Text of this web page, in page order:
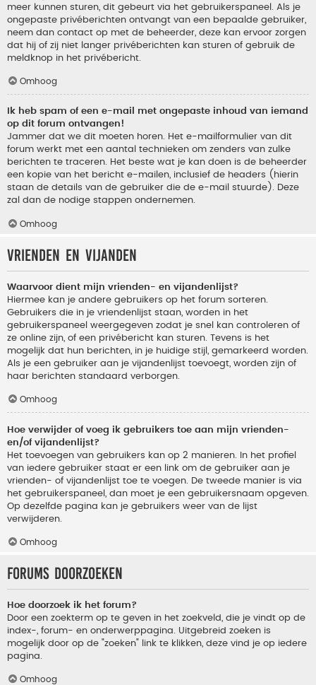
meer kunnen sturen, dit gebeurt via het gebruikerspaneel. Als je
ongepaste privéberichten ontvangt van een bepaalde gebruiker,
neem dan contact op met de beheerder, deze kan ervoor zorgen
dat hij of zij niet langer privéberichten kan sturen of gebruik de
meldknop in het privébericht.
Omhoog
Ik heb spam of een e-mail met ongepaste inhoud van iemand
op dit forum ontvangen!
Jammer dat we dit moeten horen. Het e-mailformulier van dit
forum werkt met een aantal technieken om zenders van zulke
berichten te traceren. Het beste wat je kan doen is de beheerder
een kopie van het bericht e-mailen, inclusief de headers (hierin
staan de details van de gebruiker die de e-mail stuurde). Deze
zal dan de nodige stappen ondernemen.
Omhoog
Vrienden en vijanden
Waarvoor dient mijn vrienden- en vijandenlijst?
Hiermee kan je andere gebruikers op het forum sorteren.
Gebruikers die in je vriendenlijst staan, worden in het
gebruikerspaneel weergegeven zodat je snel kan controleren of
ze online zijn, of een privébericht kan sturen. Tevens is het
mogelijk dat hun berichten, in je huidige stijl, gemarkeerd worden.
Als je een gebruiker aan je vijandenlijst toevoegt, worden zijn of
haar berichten standaard verborgen.
Omhoog
Hoe verwijder of voeg ik gebruikers toe aan mijn vrienden-
en/of vijandenlijst?
Het toevoegen van gebruikers kan op 2 manieren. In het profiel
van iedere gebruiker staat er een link om de gebruiker aan je
vrienden- of vijandenlijst toe te voegen. De tweede manier is via
het gebruikerspaneel, dan moet je een gebruikersnaam opgeven.
Op dezelfde pagina kan je gebruikers weer van de lijst
verwijderen.
Omhoog
Forums doorzoeken
Hoe doorzoek ik het forum?
Door een zoekterm op te geven in het zoekveld, die je vindt op de
index-, forum- en onderwerppagina. Uitgebreid zoeken is
mogelijk door op de "zoeken" link te klikken, deze vind je op iedere
pagina.
Omhoog